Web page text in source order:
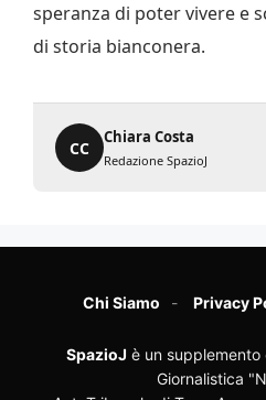
speranza di poter vivere e
di storia bianconera.
CC
Chiara Costa
Redazione SpazioJ
Chi Siamo Privacy
SpazioJ è un supplemento
Giornalistica